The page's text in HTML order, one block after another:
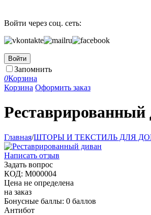
Войти через соц. сеть:
Войти
Запомнить
0Корзина
Корзина Оформить заказ
Реставрированный
Главная/ШТОРЫ И ТЕКСТИЛЬ ДЛЯ
Написать отзыв
Задать вопрос
КОД: М000004
Цена не определена
на заказ
Бонусные баллы: 0 баллов
Антибот